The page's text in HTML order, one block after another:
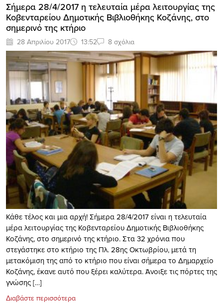
Σήμερα 28/4/2017 η τελευταία μέρα λειτουργίας της
Κοβενταρείου Δημοτικής Βιβλιοθήκης Κοζάνης, στο
σημερινό της κτήριο
28 Απριλίου 2017 13:52 8 σχόλια
Κάθε τέλος και μια αρχή! Σήμερα 28/4/2017 είναι η τελευταία
μέρα λειτουργίας της Κοβενταρείου Δημοτικής Βιβλιοθήκης
Κοζάνης, στο σημερινό της κτήριο. Στα 32 χρόνια που
στεγάστηκε στο κτήριο της Πλ. 28ης Οκτωβρίου, μετά τη
μετακόμιση της από το κτήριο που είναι σήμερα το Δημαρχείο
Κοζάνης, έκανε αυτό που ξέρει καλύτερα. Άνοιξε τις πόρτες της
γνώσης […]
Διαβάστε περισσότερα